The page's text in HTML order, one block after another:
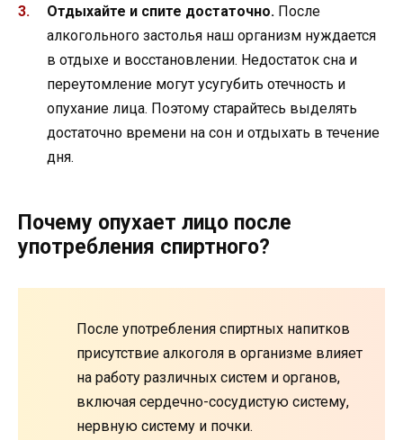
Отдыхайте и спите достаточно. После
алкогольного застолья наш организм нуждается
в отдыхе и восстановлении. Недостаток сна и
переутомление могут усугубить отечность и
опухание лица. Поэтому старайтесь выделять
достаточно времени на сон и отдыхать в течение
дня.
Почему опухает лицо после
употребления спиртного?
После употребления спиртных напитков
присутствие алкоголя в организме влияет
на работу различных систем и органов,
включая сердечно-сосудистую систему,
нервную систему и почки.